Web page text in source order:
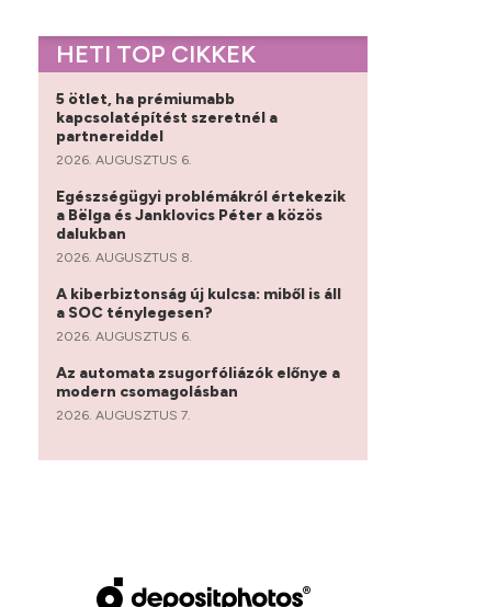
HETI TOP CIKKEK
5 ötlet, ha prémiumabb
kapcsolatépítést szeretnél a
partnereiddel
2026. AUGUSZTUS 6.
Egészségügyi problémákról értekezik
a Bëlga és Janklovics Péter a közös
dalukban
2026. AUGUSZTUS 8.
A kiberbiztonság új kulcsa: miből is áll
a SOC ténylegesen?
2026. AUGUSZTUS 6.
Az automata zsugorfóliázók előnye a
modern csomagolásban
2026. AUGUSZTUS 7.